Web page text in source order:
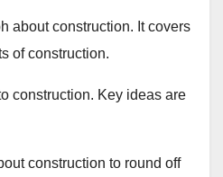
about construction. It covers
of construction.
construction. Key ideas are
construction to round off